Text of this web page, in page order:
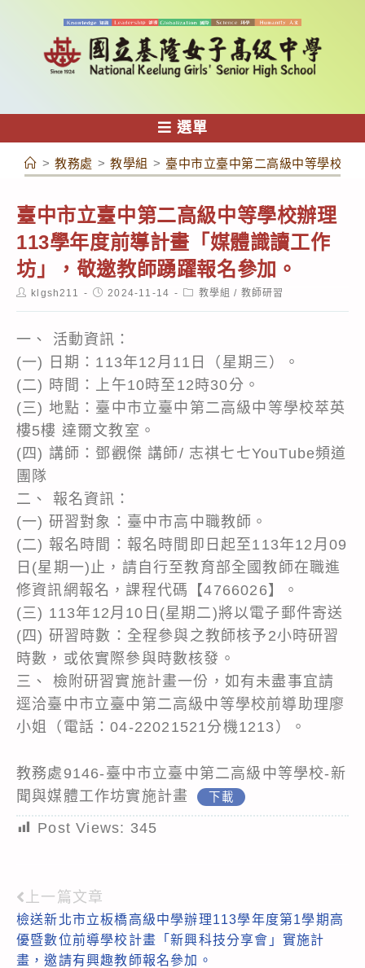
容
選單
> 教務處 > 教學組 > 臺中市立臺中第二高級中等學校辦
臺中市立臺中第二高級中等學校辦理
113學年度前導計畫「媒體識讀工作
坊」，敬邀教師踴躍報名參加。
Postklgsh211
Post2024-11-14
Post教學組 / 教師研習
一、 活動資訊：
(一) 日期：113年12月11日（星期三）。
(二) 時間：上午10時至12時30分。
(三) 地點：臺中市立臺中第二高級中等學校萃英
樓5樓 達爾文教室。
(四) 講師：鄧觀傑 講師/ 志祺七七YouTube頻道
團隊
二、 報名資訊：
(一) 研習對象：臺中市高中職教師。
(二) 報名時間：報名時間即日起至113年12月09
日(星期一)止，請自行至教育部全國教師在職進
修資訊網報名，課程代碼【4766026】。
(三) 113年12月10日(星期二)將以電子郵件寄送
(四) 研習時數：全程參與之教師核予2小時研習
時數，或依實際參與時數核發。
三、 檢附研習實施計畫一份，如有未盡事宜請
逕洽臺中市立臺中第二高級中等學校前導助理廖
小姐（電話：04-22021521分機1213）。
教務處9146-臺中市立臺中第二高級中等學校-新
聞與媒體工作坊實施計畫
下載
Post Views: 345
Read
more
articles
上一篇文章
檢送新北市立板橋高級中學辦理113學年度第1學期高
優暨數位前導學校計畫「新興科技分享會」實施計
畫，邀請有興趣教師報名參加。